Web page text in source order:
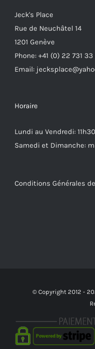
Jeck's Place
Rue de Neuchâtel 14
1201 Genève
Phone: +41 (0) 22 731
Email:
Horaire
Lundi au Vendredi:
Samedi et Dimanche:
Conditions Générales
© Copyright 2012 -